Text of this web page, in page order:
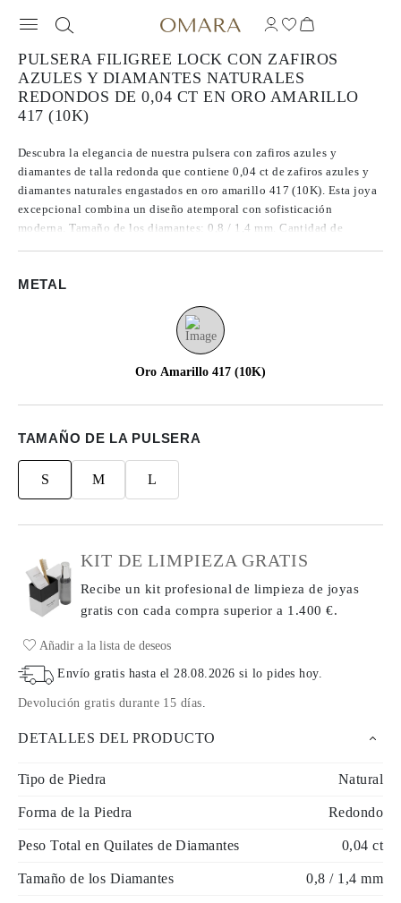
PULSERA FILIGREE LOCK CON ZAFIROS
AZULES Y DIAMANTES NATURALES
REDONDOS DE 0,04 CT EN ORO AMARILLO
417 (10K)
Descubra la elegancia de nuestra pulsera con zafiros azules y
diamantes de talla redonda que contiene 0,04 ct de zafiros azules y
diamantes naturales engastados en oro amarillo 417 (10K). Esta joya
excepcional combina un diseño atemporal con sofisticación
moderna. Tamaño de los diamantes: 0,8 / 1,4 mm. Cantidad de
METAL
Oro Amarillo 417 (10K)
TAMAÑO DE LA PULSERA
S M L
KIT DE LIMPIEZA GRATIS
Recibe un kit profesional de limpieza de joyas
gratis con cada comprasuperior a 1.400 €.
Añadir a la lista de deseos
Envío gratis hasta el28.08.2026 si lo pides hoy.
Devolución gratis durante 15 días.
DETALLES DEL PRODUCTO
Tipo de Piedra Natural
Forma de la Piedra Redondo
Peso Total en Quilates de Diamantes 0,04 ct
Tamaño de los Diamantes 0,8 / 1,4 mm